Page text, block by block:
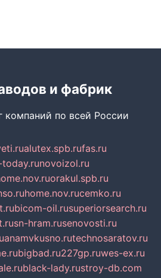
и фабрик
компаний по всей России
alutex.spb.rufas.ru
novoizol.ru
orakul.spb.ru
home.nov.rucemko.ru
bicom-oil.rusuperiorsearch.ru
sn-hram.rusenovosti.ru
anamvkusno.rutechnosaratov.ru
bigbad.ru227gp.ruwes-ex.ru
black-lady.rustroy-db.com